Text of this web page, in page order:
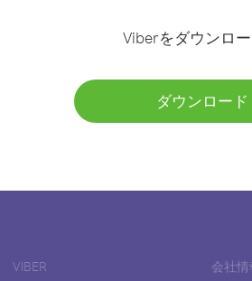
Viberをダウンロー
ダウンロード
VIBER 会社情